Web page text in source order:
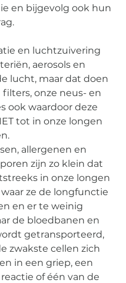
en bijgevolg ook hun
en luchtzuivering
aerosols en
lucht, maar dat doen
onze neus- en
ook waardoor deze
tot in onze longen
allergenen en
zijn zo klein dat
in onze longen
ze de longfunctie
en er te weinig
de bloedbanen en
getransporteerd,
zwakste cellen zich
in een griep, een
of één van de